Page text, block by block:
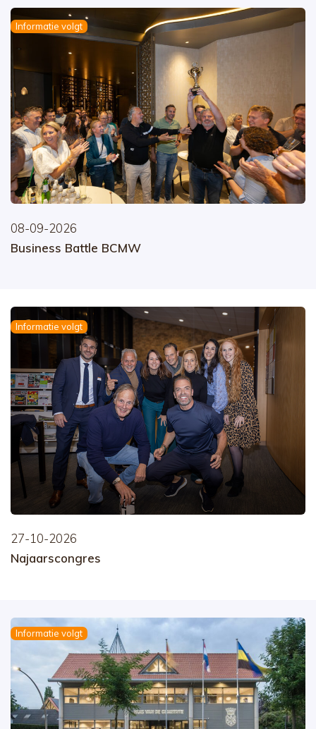
Informatie volgt
08-09-2026
Business Battle BCMW
Informatie volgt
27-10-2026
Najaarscongres
Informatie volgt